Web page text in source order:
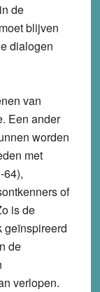
de
blijven
dialogen
van
Een ander
worden
met
64),
of
is de
de
verlopen.